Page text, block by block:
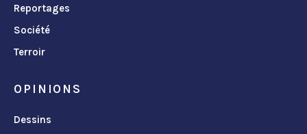
Reportages
Société
Terroir
OPINIONS
Dessins